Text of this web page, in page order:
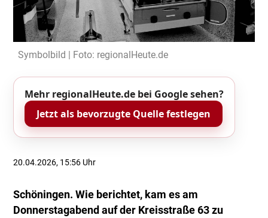
Symbolbild | Foto: regionalHeute.de
Mehr regionalHeute.de bei Google sehen?
Jetzt als bevorzugte Quelle festlegen
20.04.2026, 15:56 Uhr
Schöningen. Wie berichtet, kam es am
Donnerstagabend auf der Kreisstraße 63 zu